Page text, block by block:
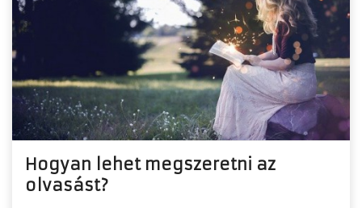
Hogyan lehet megszeretni az
olvasást?